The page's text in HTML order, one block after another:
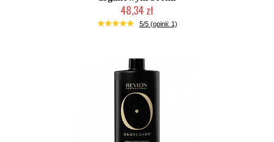
48,34 zł
Duża ilość (wysyłka w 24h)
5/5 (opinii: 1)